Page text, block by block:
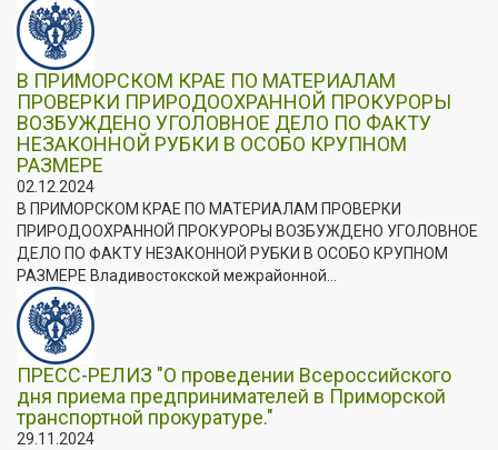
В ПРИМОРСКОМ КРАЕ ПО МАТЕРИАЛАМ
ПРОВЕРКИ ПРИРОДООХРАННОЙ ПРОКУРОРЫ
ВОЗБУЖДЕНО УГОЛОВНОЕ ДЕЛО ПО ФАКТУ
НЕЗАКОННОЙ РУБКИ В ОСОБО КРУПНОМ
РАЗМЕРЕ
02.12.2024
В ПРИМОРСКОМ КРАЕ ПО МАТЕРИАЛАМ ПРОВЕРКИ
ПРИРОДООХРАННОЙ ПРОКУРОРЫ ВОЗБУЖДЕНО УГОЛОВНОЕ
ДЕЛО ПО ФАКТУ НЕЗАКОННОЙ РУБКИ В ОСОБО КРУПНОМ
РАЗМЕРЕ Владивостокской межрайонной...
ПРЕСС-РЕЛИЗ "О проведении Всероссийского
дня приема предпринимателей в Приморской
транспортной прокуратуре."
29.11.2024